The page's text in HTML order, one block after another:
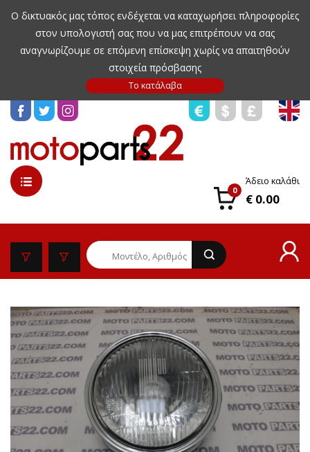
Ο δικτυακός μας τόπος ενδέχεται να καταχωρήσει πληροφορίες
στον υπολογιστή σας που να μας επιτρέπουν να σας
αναγνωρίζουμε σε επόμενη επίσκεψη χωρίς να απαιτηθούν
στοιχεία πρόσβασης
0
Άδειο καλάθι
€ 0.00